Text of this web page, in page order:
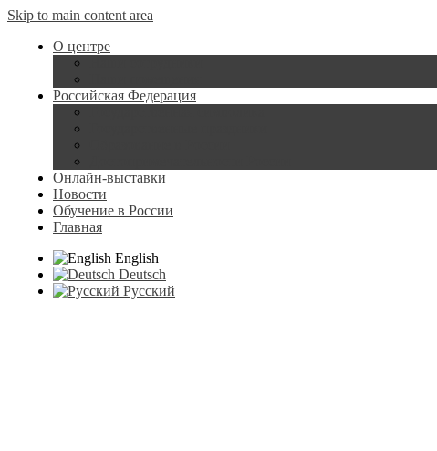
Skip to main content area
О центре
Российская Федерация
Онлайн-выставки
Новости
Обучение в России
Главная
English
Deutsch
Русский